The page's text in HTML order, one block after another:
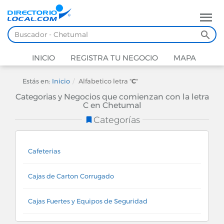
INICIO REGISTRA TU NEGOCIO MAPA
Estás en: Inicio Alfabetico letra "C"
Categorias y Negocios que comienzan con la letra
C en Chetumal
Categorías
Cafeterias
Cajas de Carton Corrugado
Cajas Fuertes y Equipos de Seguridad